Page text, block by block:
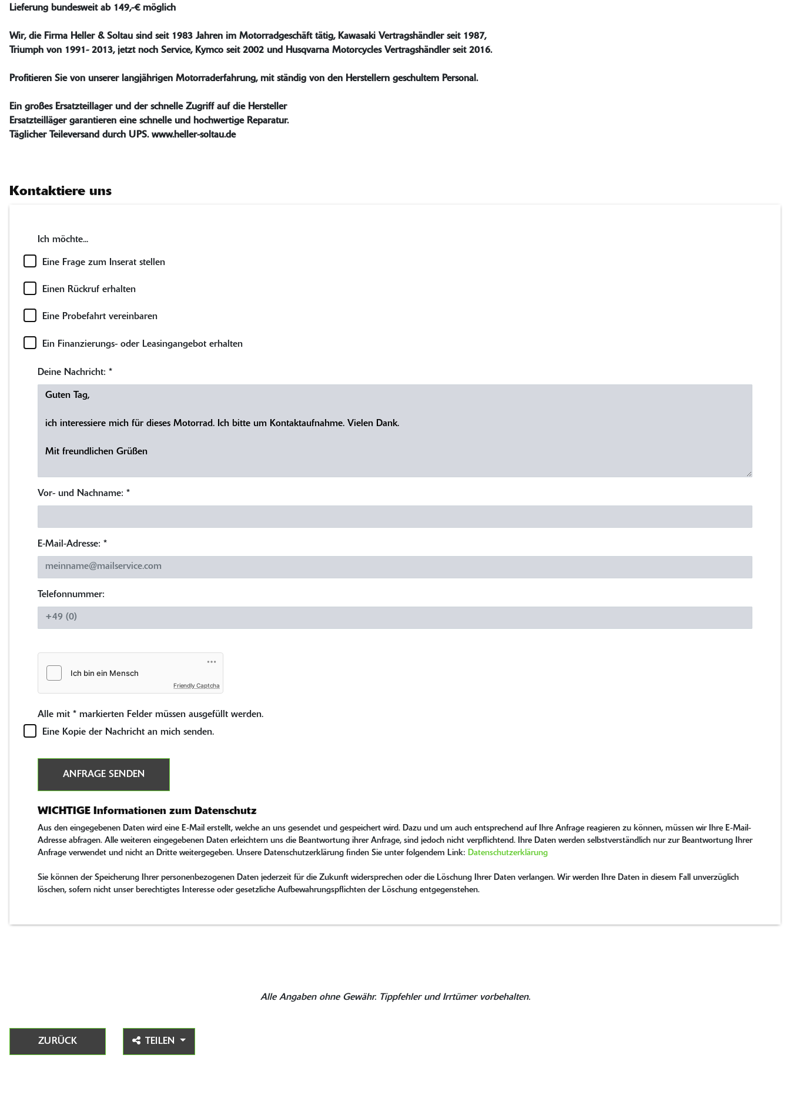
Lieferung bundesweit ab 149,-€ möglich
Wir, die Firma Heller & Soltau sind seit 1983 Jahren im Motorradgeschäft tätig, Kawasaki Vertragshändler seit 1987,
Triumph von 1991- 2013, jetzt noch Service, Kymco seit 2002 und Husqvarna Motorcycles Vertragshändler seit 2016.
Profitieren Sie von unserer langjährigen Motorraderfahrung, mit ständig von den Herstellern geschultem Personal.
Ein großes Ersatzteillager und der schnelle Zugriff auf die Hersteller
Ersatzteilläger garantieren eine schnelle und hochwertige Reparatur.
Täglicher Teileversand durch UPS. www.heller-soltau.de
Kontaktiere uns
Ich möchte...
Eine Frage zum Inserat stellen
Einen Rückruf erhalten
Eine Probefahrt vereinbaren
Ein Finanzierungs- oder Leasingangebot erhalten
Deine Nachricht: *
Vor- und Nachname: *
E-Mail-Adresse: *
Telefonnummer:
Friendly Captcha
Alle mit * markierten Felder müssen ausgefüllt werden.
Eine Kopie der Nachricht an mich senden.
ANFRAGE SENDEN
WICHTIGE Informationen zum Datenschutz
Aus den eingegebenen Daten wird eine E-Mail erstellt, welche an uns gesendet und gespeichert wird. Dazu und um auch entsprechend auf Ihre Anfrage reagieren zu können, müssen wir Ihre E-Mail-
Adresse abfragen. Alle weiteren eingegebenen Daten erleichtern uns die Beantwortung ihrer Anfrage, sind jedoch nicht verpflichtend. Ihre Daten werden selbstverständlich nur zur Beantwortung Ihrer
Anfrage verwendet und nicht an Dritte weitergegeben. Unsere Datenschutzerklärung finden Sie unter folgendem Link: Datenschutzerklärung
Sie können der Speicherung Ihrer personenbezogenen Daten jederzeit für die Zukunft widersprechen oder die Löschung Ihrer Daten verlangen. Wir werden Ihre Daten in diesem Fall unverzüglich
löschen, sofern nicht unser berechtigtes Interesse oder gesetzliche Aufbewahrungspflichten der Löschung entgegenstehen.
Alle Angaben ohne Gewähr. Tippfehler und Irrtümer vorbehalten.
ZURÜCK TEILEN